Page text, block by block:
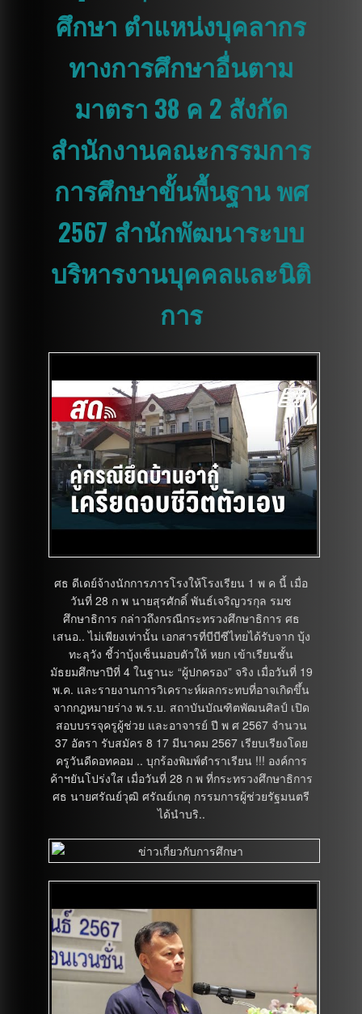
ศึกษา ตำแหน่งบุคลากร
ทางการศึกษาอื่นตาม
มาตรา 38 ค 2 สังกัด
สำนักงานคณะกรรมการ
การศึกษาขั้นพื้นฐาน พศ
2567 สำนักพัฒนาระบบ
บริหารงานบุคคลและนิติ
การ
ศธ ดีเดย์จ้างนักการภารโรงให้โรงเรียน 1 พ ค นี้ เมื่อ
วันที่ 28 ก พ นายสุรศักดิ์ พันธ์เจริญวรกุล รมช
ศึกษาธิการ กล่าวถึงกรณีกระทรวงศึกษาธิการ ศธ
เสนอ.. ไม่เพียงเท่านั้น เอกสารที่บีบีซีไทยได้รับจาก บุ้ง
ทะลุวัง ชี้ว่าบุ้งเซ็นมอบตัวให้ หยก เข้าเรียนชั้น
มัธยมศึกษาปีที่ 4 ในฐานะ “ผู้ปกครอง” จริง เมื่อวันที่ 19
พ.ค. และรายงานการวิเคราะห์ผลกระทบที่อาจเกิดขึ้น
จากกฎหมายร่าง พ.ร.บ. สถาบันบัณฑิตพัฒนศิลป์ เปิด
สอบบรรจุครูผู้ช่วย และอาจารย์ ปี พ ศ 2567 จำนวน
37 อัตรา รับสมัคร 8 17 มีนาคม 2567 เรียบเรียงโดย
ครูวันดีดอทคอม .. บุกร้องพิมพ์ตำราเรียน !!! องค์การ
ค้าฯยันโปร่งใส เมื่อวันที่ 28 ก พ ที่กระทรวงศึกษาธิการ
ศธ นายศรัณย์วุฒิ ศรัณย์เกตุ กรรมการผู้ช่วยรัฐมนตรี
ได้นำบริ..